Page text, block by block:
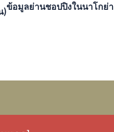
)ข้อมูลย่านชอปปิงในนาโกย่า